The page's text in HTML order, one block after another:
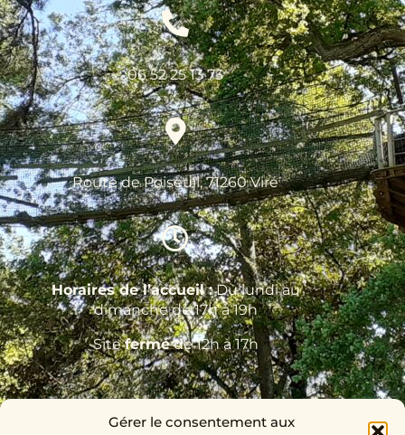
Gérer le consentement aux
06 52 25 13 73
Route de Poiseuil, 71260 Viré
Horaires de l’accueil :Du lundi au
dimanche de 17h à 19h
Siteferméde 12h à 17h